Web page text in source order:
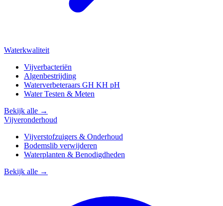
Waterkwaliteit
Vijverbacteriën
Algenbestrijding
Waterverbeteraars GH KH pH
Water Testen & Meten
Bekijk alle →
Vijveronderhoud
Vijverstofzuigers & Onderhoud
Bodemslib verwijderen
Waterplanten & Benodigdheden
Bekijk alle →